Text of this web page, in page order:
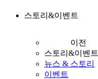
스토리&이벤트
이전
스토리&이벤트
뉴스 & 스토리
이벤트